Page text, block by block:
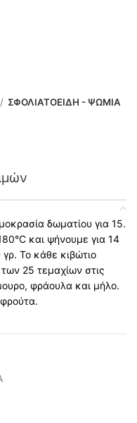
ΣΦΟΛΙΑΤΟΕΙΔΗ - ΨΩΜΙΑ
δωματίου για 15.
και ψήνουμε για 14
Το κάθε κιβώτιο
25 τεμαχίων στις
φράουλα και μήλο.